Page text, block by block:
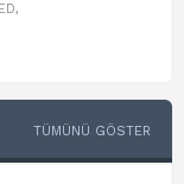
TÜMÜNÜ GÖSTER